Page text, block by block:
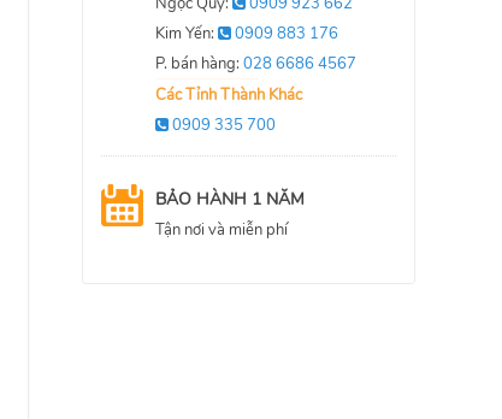
Kim Yến:
0909 883 176
P. bán hàng: 028 6686 4567
Các Tỉnh Thành Khác
0909 335 700
BẢO HÀNH 1 NĂM
Tận nơi và miễn phí